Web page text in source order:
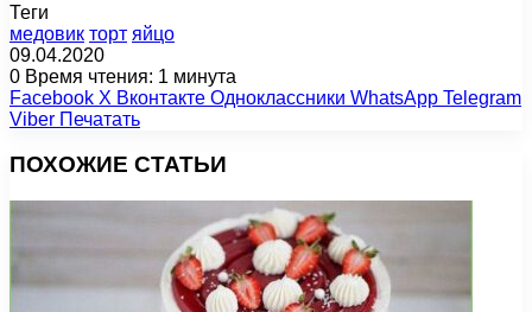
Теги
медовик торт яйцо
09.04.2020
0 Время чтения: 1 минута
Facebook X Вконтакте Одноклассники WhatsApp Telegram
Viber Печатать
ПОХОЖИЕ СТАТЬИ